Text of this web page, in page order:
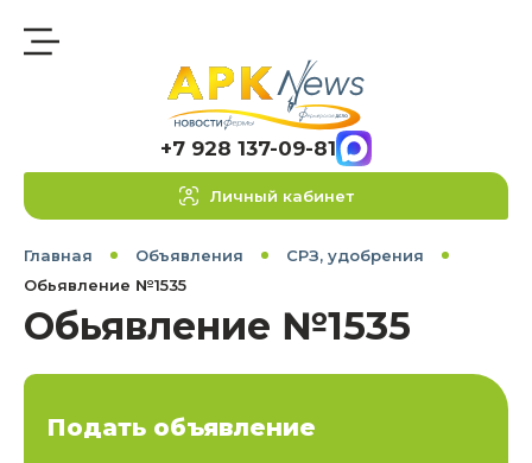
+7 928 137-09-81
Личный кабинет
Главная Объявления
СРЗ, удобрения
Обьявление №1535
Обьявление №1535
Подать объявление